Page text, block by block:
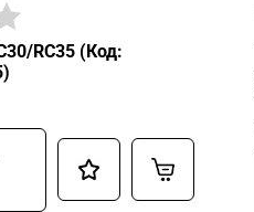
RC35 (Код: